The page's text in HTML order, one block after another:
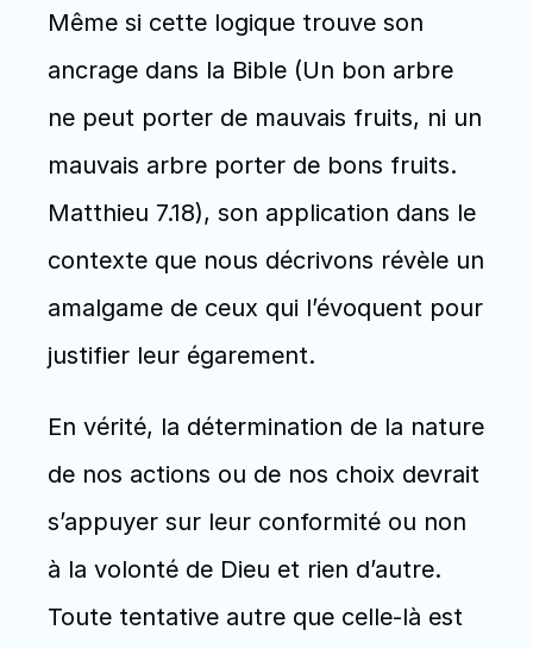
Même si cette logique trouve son
ancrage dans la Bible (Un bon arbre
ne peut porter de mauvais fruits, ni un
mauvais arbre porter de bons fruits.
Matthieu 7.18), son application dans le
contexte que nous décrivons révèle un
amalgame de ceux qui l’évoquent pour
justifier leur égarement.
En vérité, la détermination de la nature
de nos actions ou de nos choix devrait
s’appuyer sur leur conformité ou non
à la volonté de Dieu et rien d’autre.
Toute tentative autre que celle-là est